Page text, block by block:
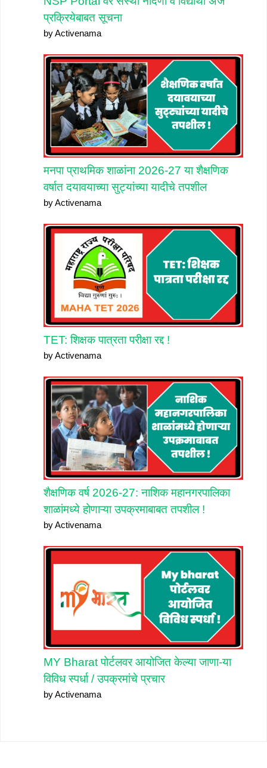
प्रक्रियेबाबत सूचना
by Activenama
मनपा प्राथमिक शाळांना 2026-27 या शैक्षणिक
वर्षात दयावयाच्या सुट्यांच्या यादीचे तपशील
by Activenama
TET: शिक्षक पात्रता परीक्षा रद्द !
by Activenama
शैक्षणिक वर्ष 2026-27: नाशिक महानगरपालिका
शाळांमध्ये होणाऱ्या उपक्रमाबाबत तपशील !
by Activenama
MY Bharat पोर्टलवर आयोजित केल्या जाणा-या
विविध स्पर्धा / उपक्रमांचे प्रचार
by Activenama